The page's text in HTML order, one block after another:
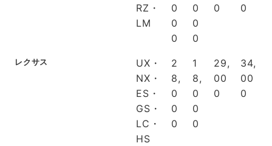
RZ・
LM
0
0
0
0
0
0
0
0
レクサス
UX・
NX・
ES・
GS・
LC・
HS
2
8,
0
0
0
1
8,
0
0
0
29,
00
0
34,
00
0